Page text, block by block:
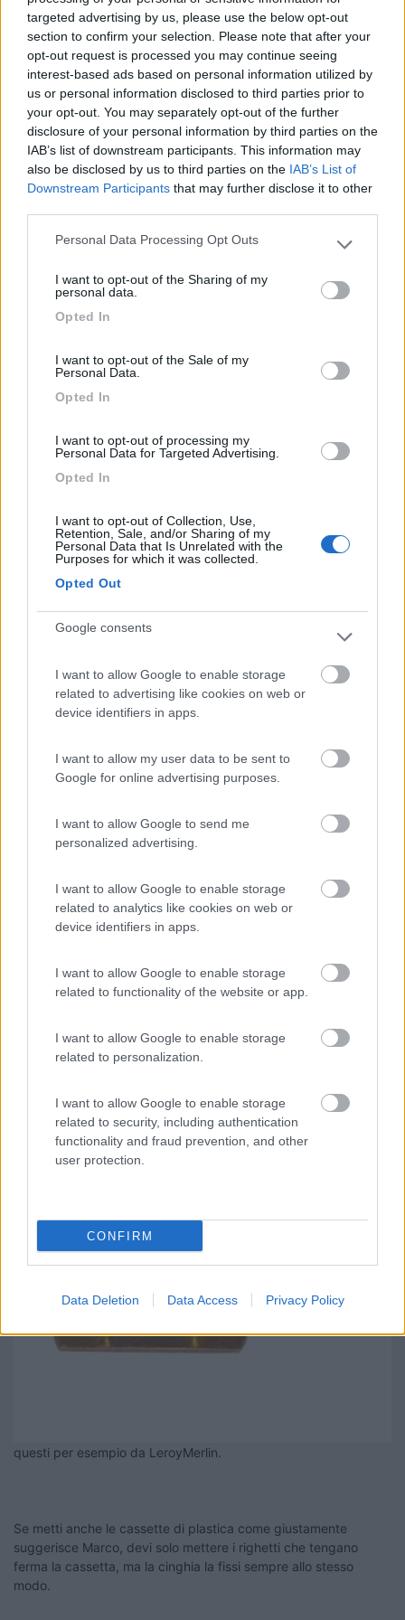
targeted advertising by us, please use the below opt-out
section to confirm your selection. Please note that after your
opt-out request is processed you may continue seeing
interest-based ads based on personal information utilized by
us or personal information disclosed to third parties prior to
your opt-out. You may separately opt-out of the further
disclosure of your personal information by third parties on the
IAB’s list of downstream participants. This information may
also be disclosed by us to third parties on the IAB’s List of
Downstream Participants that may further disclose it to other
Please note that this website/app uses one or more Google
not limited to your visit or usage behaviour. You may click to
use your data for below specified purposes in below Google
Personal Data Processing Opt Outs
I want to opt-out of the Sharing of my
personal data.
Opted In
I want to opt-out of the Sale of my
Personal Data.
Opted In
I want to opt-out of processing my
Personal Data for Targeted Advertising.
Opted In
I want to opt-out of Collection, Use,
Retention, Sale, and/or Sharing of my
Personal Data that Is Unrelated with the
Purposes for which it was collected.
Opted Out
Google consents
I want to allow Google to enable storage
related to advertising like cookies on web or
device identifiers in apps.
I want to allow my user data to be sent to
Google for online advertising purposes.
I want to allow Google to send me
personalized advertising.
I want to allow Google to enable storage
related to analytics like cookies on web or
device identifiers in apps.
I want to allow Google to enable storage
related to functionality of the website or app.
I want to allow Google to enable storage
related to personalization.
I want to allow Google to enable storage
related to security, including authentication
functionality and fraud prevention, and other
user protection.
CONFIRM
Data Deletion Data Access Privacy Policy
Inserito il28/01/2018 alle:16:08:02
In risposta al messaggio di impiegatodelvolantedel28/01/2018alle
09:23:36
Da qualsiasi demolitore, o in alternativa le costruisci con un angolare
Vero, ma al demolitore dove sono stato tutte le auto avevano le
batterie rimosse, quindi niente staffa.
creamcrop
35
Il problema è come fissare la staffa metallica al pavimento di legno del
volte non tengono piu, e quindi bisognerebbe creare una tavola di
...
Hai ragione, non vale la pena usare la staffa.
degli occhielli montati sui righetti?
creamcrop
Inserito il28/01/2018 alle:16:15:18
In risposta al messaggio dimarcucciolodel28/01/2018 alle14:32:28
Ciao , OPPURE esistono le vaschette apposite , tra l altro ne dovremmo
piombo possono sversare .. TUTTE tranne quelle al Gel a quanto pare
Mar..cucciolo
Verissimo, pero' a quanto vedo servirebbe solo il contenitore,
senza coperchio, vero? Non mi sembra di vedere fori per
passare i cavi nel coperchio... E poi in ogni caso bisognerebbe
ancorare il recipiente con dentro la batteria...
patetiche, tu quale hai?
Modificato da creamcrop il 28/01/2018 alle 16:16:41
IZ4DJI
58914
creamcrop 28/01/2018 16:09:38
Hai ragione, non vale la pena usare la staffa. Ma come ancoreresti la
Se metti dei bei righetti almeno 20x20mm bene fisssati con
molte viti al pavimento, poi puoi fissare sui righetti dei cavalotti.
questi per esempio da LeroyMerlin.
Se metti anche le cassette di plastica come giustamente
suggerisce Marco, devi solo mettere i righetti che tengano
ferma la cassetta, ma la cinghia la fissi sempre allo stesso
modo.